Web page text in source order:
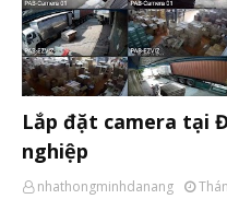
Lắp đặt camera tại
nghiệp
nhathongminhdanang